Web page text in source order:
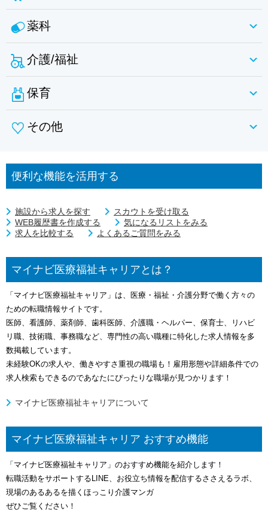
薬科
介護/福祉
保育
その他
便利な機能を活用する
施設から求人を探す
スカウトを受け取る
WEB履歴書を作成する
気になるリストをみる
求人を比較する
よくあるご質問をみる
マイナビ医療福祉キャリアとは？
「マイナビ医療福祉キャリア」は、医療・福祉・介護分野で働く方々の
ための転職情報サイトです。
医師、看護師、薬剤師、歯科医師、介護職・ヘルパー、保育士、リハビ
リ職、技術職、事務職など、専門性の高い職種に特化した求人情報を多
数掲載しています。
未経験OKの求人や、働きやすさ重視の職場も！雇用形態や詳細条件での
求人検索もできるのであなたにぴったりな職場が見つかります！
マイナビ医療福祉キャリアについて
マイナビ医療福祉キャリア おすすめ機能
「マイナビ医療福祉キャリア」のおすすめ機能を紹介します！
転職活動をサポートするLINE、お役立ち情報を配信するささえるラボ、
現場のあるあるを描くほっこり介護マンガ
ぜひご覧ください！